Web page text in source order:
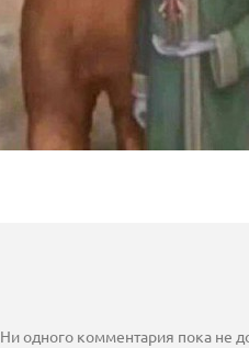
Ни одного комментария пока не